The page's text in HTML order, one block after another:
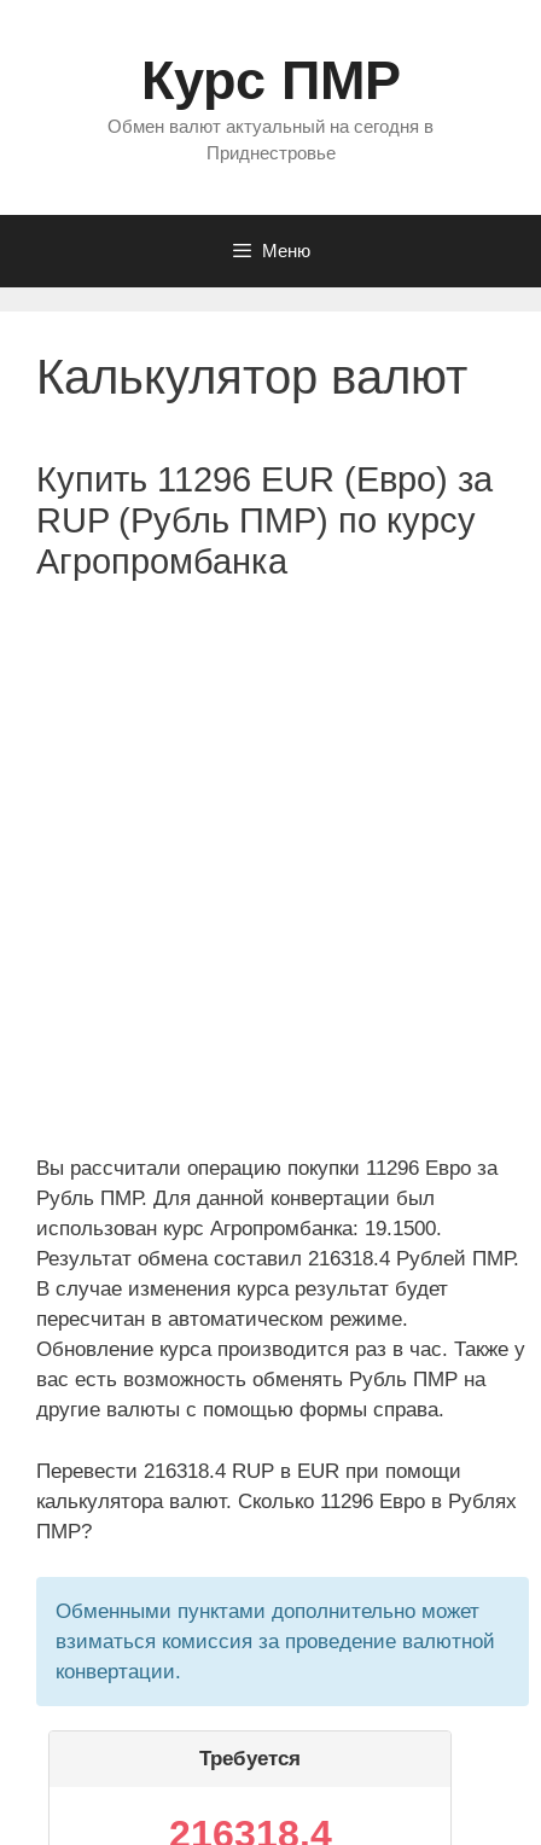
Курс ПМР
Обмен валют актуальный на сегодня в
Приднестровье
Меню
Калькулятор валют
Купить 11296 EUR (Евро) за
RUP (Рубль ПМР) по курсу
Агропромбанка
Вы рассчитали операцию покупки 11296 Евро за
Рубль ПМР. Для данной конвертации был
использован курс Агропромбанка: 19.1500.
Результат обмена составил 216318.4 Рублей ПМР.
В случае изменения курса результат будет
пересчитан в автоматическом режиме.
Обновление курса производится раз в час. Также у
вас есть возможность обменять Рубль ПМР на
другие валюты с помощью формы справа.
Перевести 216318.4 RUP в EUR при помощи
калькулятора валют. Сколько 11296 Евро в Рублях
ПМР?
Обменными пунктами дополнительно может
взиматься комиссия за проведение валютной
конвертации.
Требуется
216318.4